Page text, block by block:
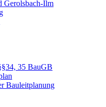
Gerolsbach-Ilm
35 BauGB
Bauleitplanung